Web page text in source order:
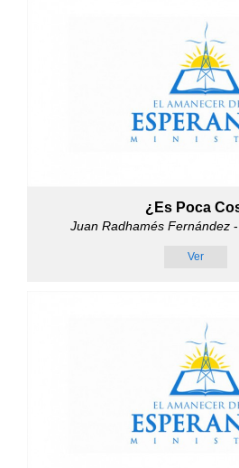
¿Es Poca
Juan Radhamés Fernández-
Ver